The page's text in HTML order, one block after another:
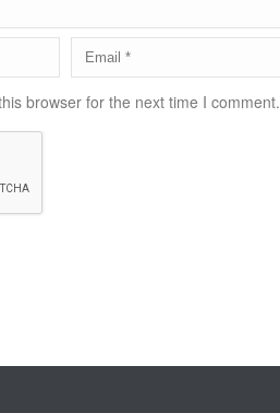
browser for the next time I comment.